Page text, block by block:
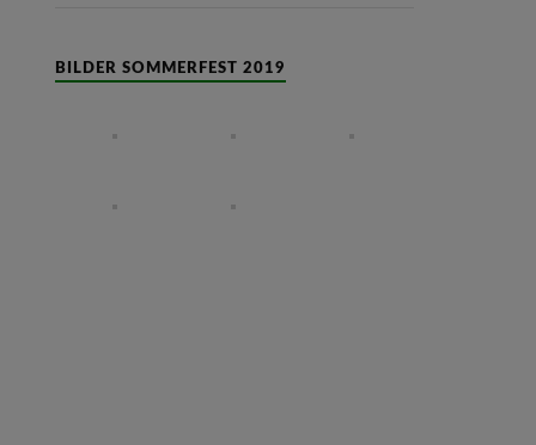
BILDER SOMMERFEST 2019